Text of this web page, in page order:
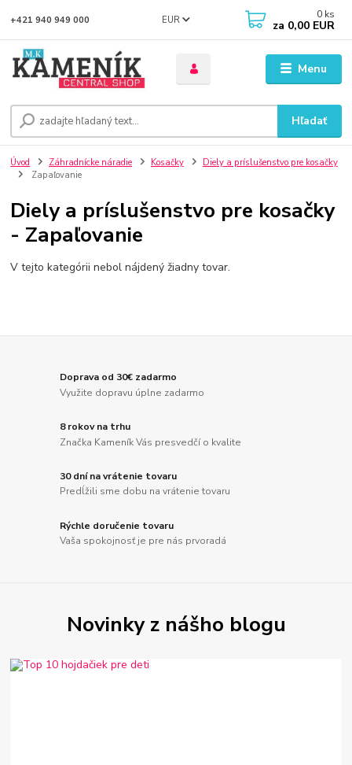
Menu
EUR
Hľadať
+421 940 949 000 0 ks
za 0,00 EUR
Úvod Záhradnícke náradie Kosačky
Diely a príslušenstvo pre kosačky
Zapaľovanie
Diely a príslušenstvo pre kosačky
- Zapaľovanie
V tejto kategórii nebol nájdený žiadny tovar.
Doprava od 30€ zadarmo
Využite dopravu úplne zadarmo
8 rokov na trhu
Značka Kameník Vás presvedčí o kvalite
30 dní na vrátenie tovaru
Predĺžili sme dobu na vrátenie tovaru
Rýchle doručenie tovaru
Vaša spokojnosť je pre nás prvoradá
Novinky z nášho blogu